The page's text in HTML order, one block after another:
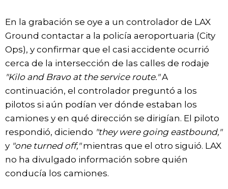
En la grabación se oye a un controlador de LAX
Ground contactar a la policía aeroportuaria (City
Ops), y confirmar que el casi accidente ocurrió
cerca de la intersección de las calles de rodaje
"Kilo and Bravo at the service route."A
continuación, el controlador preguntó a los
pilotos si aún podían ver dónde estaban los
camiones y en qué dirección se dirigían. El piloto
respondió, diciendo "they were going eastbound,"
y "one turned off,"mientras que el otro siguió. LAX
no ha divulgado información sobre quién
conducía los camiones.